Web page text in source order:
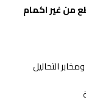
التحاليل